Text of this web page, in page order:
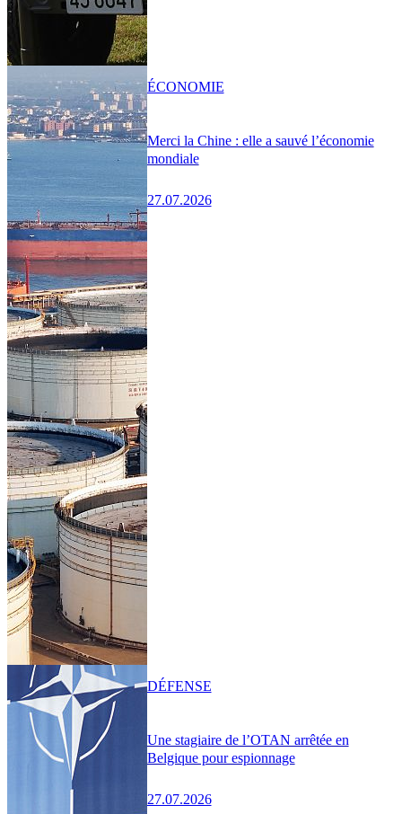
Merci la Chine : elle a sauvé l’économie
mondiale
27.07.2026
ÉCONOMIE
Une stagiaire de l’OTAN arrêtée en
Belgique pour espionnage
27.07.2026
DÉFENSE